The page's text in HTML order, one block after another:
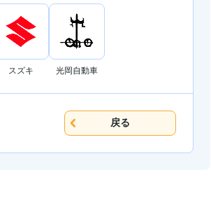
スズキ 光岡自動車
戻る